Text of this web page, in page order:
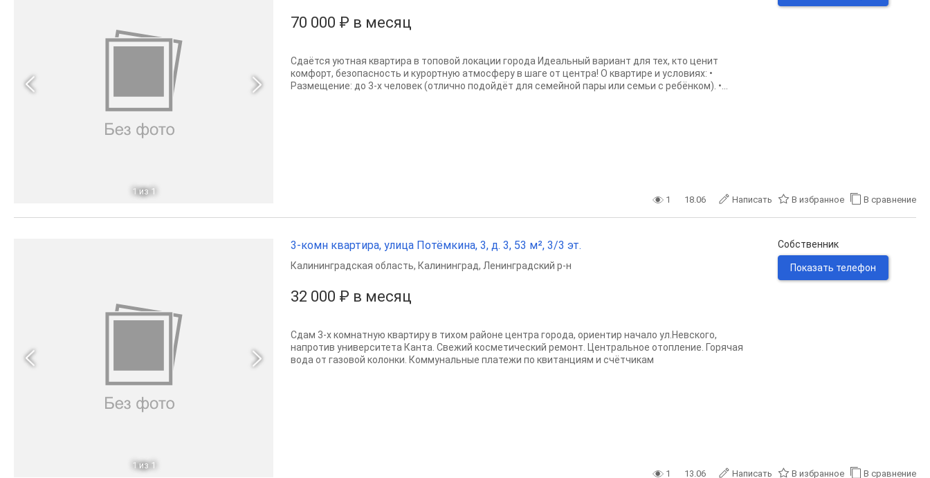
1 из 1
70 000 ₽ в месяц
Сдаётся уютная квартира в топовой локации города Идеальный вариант для тех, кто ценит
комфорт, безопасность и курортную атмосферу в шаге от центра! О квартире и условиях: •
Размещение: до 3-х человек (отлично подойдёт для семейной пары или семьи с ребёнком). •...
1 18.06 Написать В избранное В сравнение
1 из 1
3-комн квартира, улица Потёмкина, 3, д. 3, 53 м², 3/3 эт.
32 000 ₽ в месяц
Калининградская область, Калининград, Ленинградский р-н
Сдам 3-х комнатную квартиру в тихом районе центра города, ориентир начало ул.Невского,
напротив университета Канта. Свежий косметический ремонт. Центральное отопление. Горячая
вода от газовой колонки. Коммунальные платежи по квитанциям и счётчикам
Собственник
Показать телефон
1 13.06 Написать В избранное В сравнение